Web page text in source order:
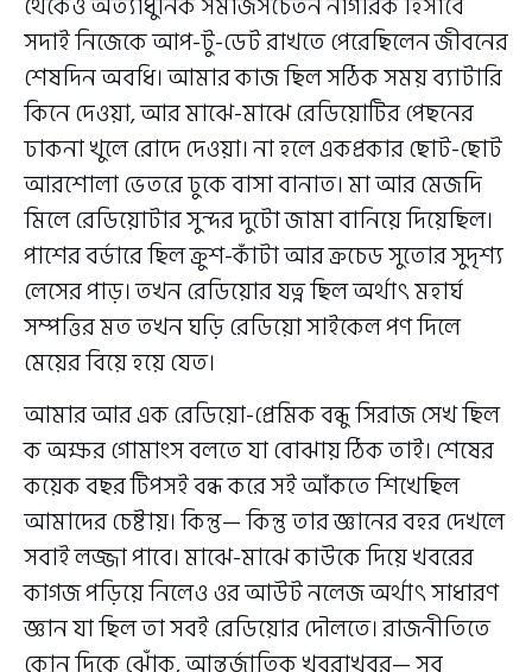
সদাই নিজেকে আপ-টু-ডেট রাখতে পেরেছিলেন জীবনের
শেষদিন অবধি। আমার কাজ ছিল সঠিক সময় ব্যাটারি
কিনে দেওয়া, আর মাঝে-মাঝে রেডিয়োটির পেছনের
ঢাকনা খুলে রোদে দেওয়া। না হলে একপ্রকার ছোট-ছোট
আরশোলা ভেতরে ঢুকে বাসা বানাত। মা আর মেজদি
মিলে রেডিয়োটার সুন্দর দুটো জামা বানিয়ে দিয়েছিল।
পাশের বর্ডারে ছিল ক্রুশ-কাঁটা আর ক্রচেড সুতোর সুদৃশ্য
লেসের পাড়। তখন রেডিয়োর যত্ন ছিল অর্থাৎ মহার্ঘ
সম্পত্তির মত তখন ঘড়ি রেডিয়ো সাইকেল পণ দিলে
মেয়ের বিয়ে হয়ে যেত।
আমার আর এক রেডিয়ো-প্রেমিক বন্ধু সিরাজ সেখ ছিল
ক অক্ষর গোমাংস বলতে যা বোঝায় ঠিক তাই। শেষের
কয়েক বছর টিপসই বন্ধ করে সই আঁকতে শিখেছিল
আমাদের চেষ্টায়। কিন্তু— কিন্তু তার জ্ঞানের বহর দেখলে
সবাই লজ্জা পাবে। মাঝে-মাঝে কাউকে দিয়ে খবরের
কাগজ পড়িয়ে নিলেও ওর আউট নলেজ অর্থাৎ সাধারণ
জ্ঞান যা ছিল তা সবই রেডিয়োর দৌলতে। রাজনীতিতে